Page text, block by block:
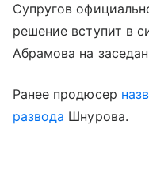
Супругов
решение вступит в
Абрамова на
Ранее продюсер
развода Шнурова.